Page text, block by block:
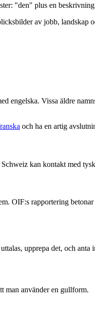
"den" plus en
av jobb, landskap
engelska. Vissa äldre
och ha en artig
kan kontakt med
OIF:s rapportering
upprepa det, och anta
man använder en gullform.